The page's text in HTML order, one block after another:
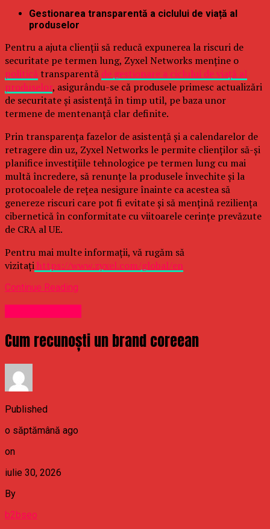
Gestionarea transparentă a ciclului de viață al
produselor
Pentru a ajuta clienții să reducă expunerea la riscuri de
securitate pe termen lung, Zyxel Networks menține o
politică transparentă de gestionare a ciclului de viață al
produselor, asigurându-se că produsele primesc actualizări
de securitate și asistență în timp util, pe baza unor
termene de mentenanță clar definite.
Prin transparența fazelor de asistență și a calendarelor de
retragere din uz, Zyxel Networks le permite clienților să-și
planifice investițiile tehnologice pe termen lung cu mai
multă încredere, să renunțe la produsele învechite și la
protocoalele de rețea nesigure înainte ca acestea să
genereze riscuri care pot fi evitate și să mențină reziliența
cibernetică în conformitate cu viitoarele cerințe prevăzute
de CRA al UE.
Pentru mai multe informații, vă rugăm să
vizitațihttps://www.zyxel.com/global/en
Continue Reading
Cum recunoști un brand coreean
Published
o săptămână ago
on
iulie 30, 2026
By
b2bseo